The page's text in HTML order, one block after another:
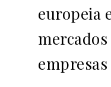
europeia